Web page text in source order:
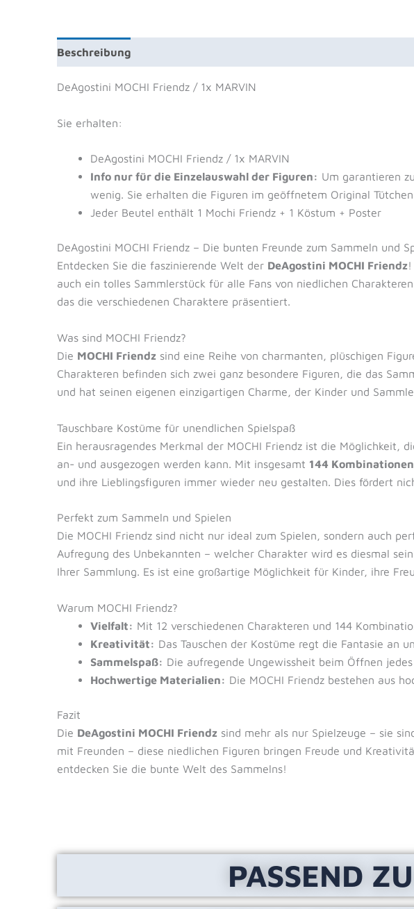
Beschreibung
DeAgostini MOCHI Friendz / 1x MARVIN
Sie erhalten:
DeAgostini MOCHI Friendz / 1x MARVIN
Info nur für die Einzelauswahl der Figuren: Um garantieren
wenig. Sie erhalten die Figuren im geöffnetem Original
Jeder Beutel enthält 1 Mochi Friendz + 1 Köstum + Poster
DeAgostini MOCHI Friendz – Die bunten Freunde zum Sammeln und
Entdecken Sie die faszinierende Welt der DeAgostini MOCHI Friendz
auch ein tolles Sammlerstück für alle Fans von niedlichen
das die verschiedenen Charaktere präsentiert.
Was sind MOCHI Friendz?
Die MOCHI Friendz sind eine Reihe von charmanten, plüschigen
Charakteren befinden sich zwei ganz besondere Figuren, die das
und hat seinen eigenen einzigartigen Charme, der Kinder und
Tauschbare Kostüme für unendlichen Spielspaß
Ein herausragendes Merkmal der MOCHI Friendz ist die Möglichkeit,
an- und ausgezogen werden kann. Mit insgesamt 144 Kombinationen
und ihre Lieblingsfiguren immer wieder neu gestalten. Dies fördert
Perfekt zum Sammeln und Spielen
Die MOCHI Friendz sind nicht nur ideal zum Spielen, sondern auch
Aufregung des Unbekannten – welcher Charakter wird es diesmal
Ihrer Sammlung. Es ist eine großartige Möglichkeit für Kinder, ihre
Warum MOCHI Friendz?
Vielfalt: Mit 12 verschiedenen Charakteren und 144
Kreativität: Das Tauschen der Kostüme regt die Fantasie an
Sammelspaß: Die aufregende Ungewissheit beim Öffnen
Hochwertige Materialien: Die MOCHI Friendz bestehen aus
Fazit
Die DeAgostini MOCHI Friendz sind mehr als nur Spielzeuge – sie
mit Freunden – diese niedlichen Figuren bringen Freude und
entdecken Sie die bunte Welt des Sammelns!
PASSEND